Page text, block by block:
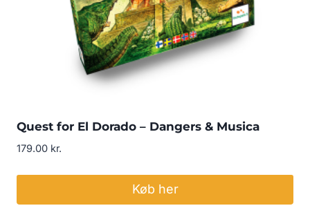
Quest for El Dorado – Dangers & Musica
179.00 kr.
Køb her